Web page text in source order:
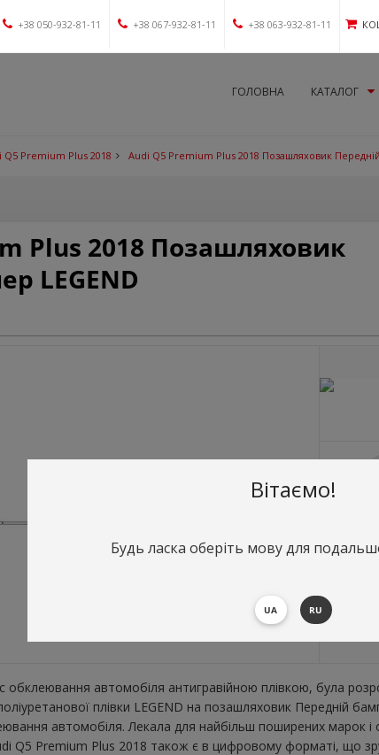
+38 050-932-81-11 +38 067-932-81-11 +38 063-932-81-11
ГОЛОВНА КАТАЛОГ
Q5 Premium Plus 2018 Audi Q5 Premium Plus 2018 Позашляховик
Plus 2018 Позашляховик
LEGEND
автомобіля антигравійною плівкою, була
плівки LEGEND на позашляховик Передній
автомобіля. Лекала для найбільш поширених марок і
Q5 Premium Plus 2018 також є в цифровому форматі, що
Вітаємо!
Будь ласка оберіть мову для
UA RU